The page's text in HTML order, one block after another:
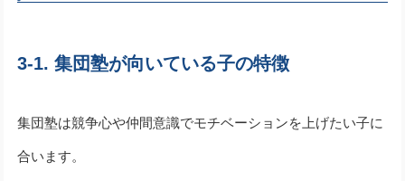
3-1. 集団塾が向いている子の特徴
集団塾は競争心や仲間意識でモチベーションを上げたい子に
合います。